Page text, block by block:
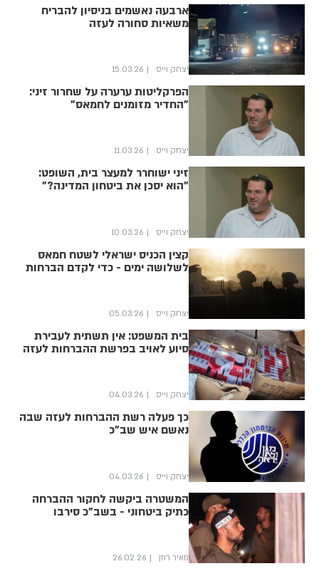
ארבעה נאשמים בניסיון להבריח
משאיות סחורה לעזה
יצחק וייס 15.03.26
הפרקליטות ערערה על שחרור זיני:
"החדיר מזומנים לחמאס"
יצחק וייס 11.03.26
זיני ישוחרר למעצר בית, השופט:
"הוא יסכן את ביטחון המדינה?"
יצחק וייס 10.03.26
קצין הכניס ישראלי לשטח חמאס
לשלושה ימים - כדי לקדם הברחות
יצחק וייס 05.03.26
בית המשפט: אין תשתית לעבירת
סיוע לאויב בפרשת ההברחות לעזה
יצחק וייס 04.03.26
כך פעלה רשת ההברחות לעזה שבה
נאשם איש שב"כ
יצחק וייס 04.03.26
המשטרה ביקשה לחקור ההברחה
כתיק ביטחוני - בשב"כ סירבו
מאיר רוזן 26.02.26